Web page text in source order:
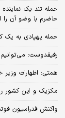
حمله تند یک
حاضرم با وضو آن را
حمله پهپادی به یک
رفیقدوست: می‌توانیم
همتی: اظهارات وزیر
مکزیک و این کشور
واکنش فدراسیون